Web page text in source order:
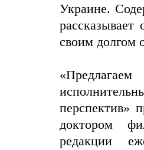
Украине.
своим долгом
перспектив»
доктором
редакции